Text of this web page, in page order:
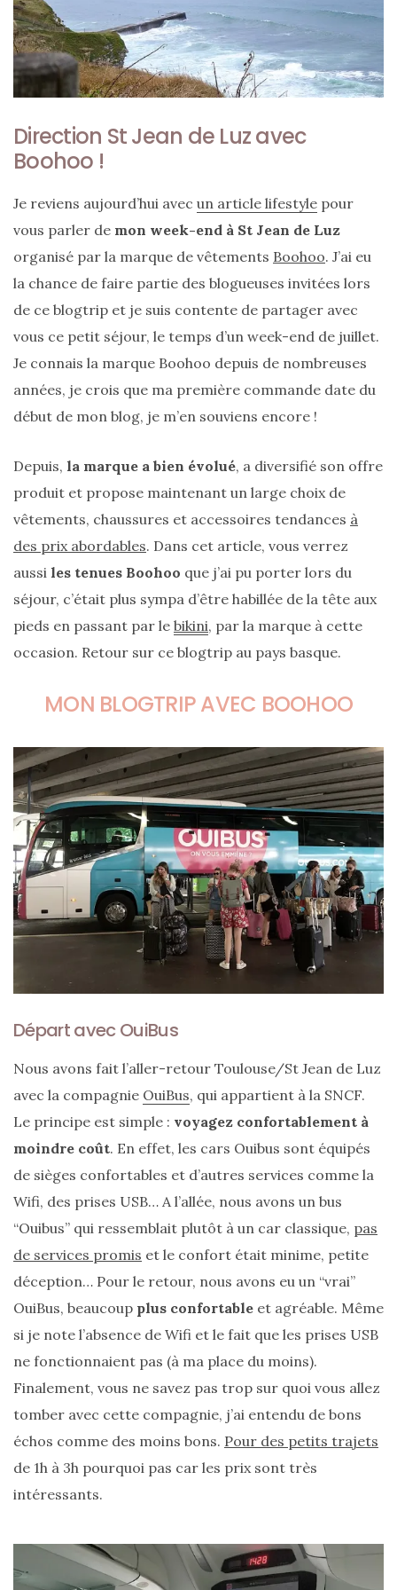
Sac
en
Parfois
:
mon
avis
sur
shopper
marron
chic
tendance
30/05/2026
et
tendance
l’été
23/05/2026
sacs
Direction St Jean de Luz avec
Boohoo !
Je reviens aujourd’hui avec un article lifestyle pour
vous parler de mon week-end à St Jean de Luz
organisé par la marque de vêtements Boohoo. J’ai eu
la chance de faire partie des blogueuses invitées lors
de ce blogtrip et je suis contente de partager avec
vous ce petit séjour, le temps d’un week-end de juillet.
Je connais la marque Boohoo depuis de nombreuses
années, je crois que ma première commande date du
début de mon blog, je m’en souviens encore !
Depuis, la marque a bien évolué, a diversifié son offre
produit et propose maintenant un large choix de
vêtements, chaussures et accessoires tendances à
des prix abordables. Dans cet article, vous verrez
aussi les tenues Boohoo que j’ai pu porter lors du
séjour, c’était plus sympa d’être habillée de la tête aux
pieds en passant par le bikini, par la marque à cette
occasion. Retour sur ce blogtrip au pays basque.
MON BLOGTRIP AVEC BOOHOO
Départ avec OuiBus
Nous avons fait l’aller-retour Toulouse/St Jean de Luz
avec la compagnie OuiBus, qui appartient à la SNCF.
Le principe est simple : voyagez confortablement à
moindre coût. En effet, les cars Ouibus sont équipés
de sièges confortables et d’autres services comme la
Wifi, des prises USB… A l’allée, nous avons un bus
“Ouibus” qui ressemblait plutôt à un car classique, pas
de services promis et le confort était minime, petite
déception… Pour le retour, nous avons eu un “vrai”
OuiBus, beaucoup plus confortable et agréable. Même
si je note l’absence de Wifi et le fait que les prises USB
ne fonctionnaient pas (à ma place du moins).
Finalement, vous ne savez pas trop sur quoi vous allez
tomber avec cette compagnie, j’ai entendu de bons
échos comme des moins bons. Pour des petits trajets
de 1h à 3h pourquoi pas car les prix sont très
intéressants.